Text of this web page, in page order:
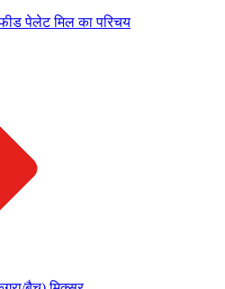
पेलेट मिल का परिचय